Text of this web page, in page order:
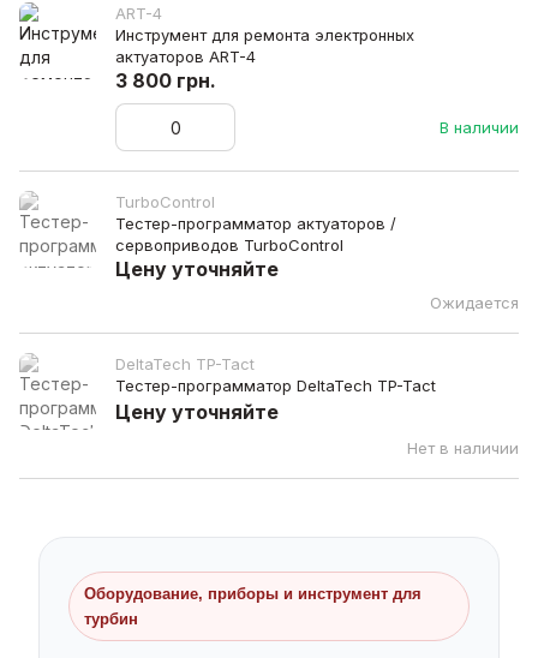
ART-4
Инструмент для ремонта электронных
актуаторов ART-4
В наличии
3 800 грн.
TurboControl
Тестер-программатор актуаторов /
сервоприводов TurboControl
Ожидается
Цену уточняйте
DeltaTech TP-Tact
Тестер-программатор DeltaTech TP-Tact
Нет в наличии
Цену уточняйте
Оборудование, приборы и инструмент для
турбин